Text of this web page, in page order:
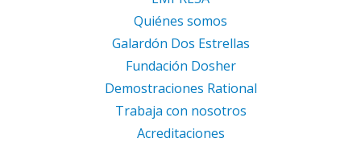
Quiénes somos
Galardón Dos Estrellas
Fundación Dosher
Demostraciones Rational
Trabaja con nosotros
Acreditaciones